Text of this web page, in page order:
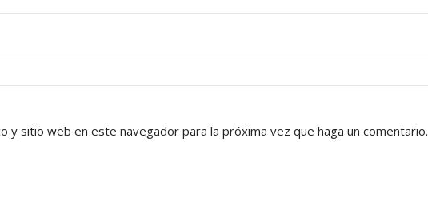
y sitio web en este navegador para la próxima vez que haga un comentario.